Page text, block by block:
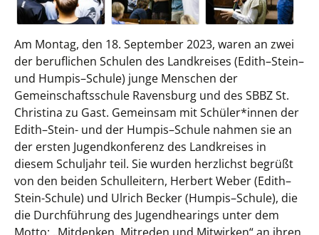
Am Montag, den 18. September 2023, waren an zwei
der beruflichen Schulen des Landkreises (Edith–Stein–
und Humpis–Schule) junge Menschen der
Gemeinschaftsschule Ravensburg und des SBBZ St.
Christina zu Gast. Gemeinsam mit Schüler*innen der
Edith–Stein- und der Humpis–Schule nahmen sie an
der ersten Jugendkonferenz des Landkreises in
diesem Schuljahr teil. Sie wurden herzlichst begrüßt
von den beiden Schulleitern, Herbert Weber (Edith–
Stein-Schule) und Ulrich Becker (Humpis–Schule), die
die Durchführung des Jugendhearings unter dem